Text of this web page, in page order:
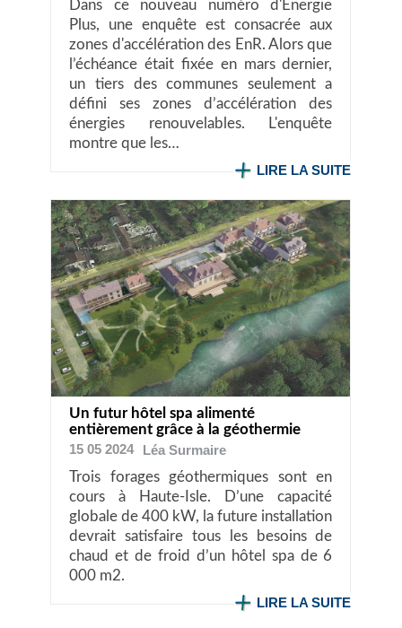
Dans ce nouveau numéro d'Énergie
Plus, une enquête est consacrée aux
zones d'accélération des EnR. Alors que
l’échéance était fixée en mars dernier,
un tiers des communes seulement a
défini ses zones d’accélération des
énergies renouvelables. L'enquête
montre que les…
LIRE LA SUITE
Un futur hôtel spa alimenté
entièrement grâce à la géothermie
15 05 2024
LéaSurmaire
Trois forages géothermiques sont en
cours à Haute-Isle. D’une capacité
globale de 400 kW, la future installation
devrait satisfaire tous les besoins de
chaud et de froid d’un hôtel spa de 6
000 m2.
LIRE LA SUITE